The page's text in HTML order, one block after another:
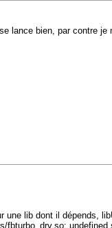
lance bien, par contre je
lib dont il dépends,